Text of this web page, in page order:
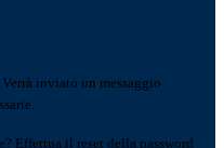
Verrà inviato un messaggio
Effettua il reset della password